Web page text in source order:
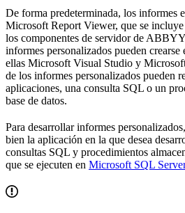
De forma predeterminada, los informes
Microsoft Report Viewer, que se
los componentes de servidor de
informes personalizados pueden
ellas Microsoft Visual Studio y
de los informes personalizados pueden
aplicaciones, una consulta SQL o un
base de datos.
Para desarrollar informes
bien la aplicación en la que desea
consultas SQL y procedimientos
que se ejecuten en Microsoft SQL Server